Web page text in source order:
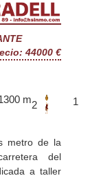
44000 €
m2 1
metro de la
del
a taller